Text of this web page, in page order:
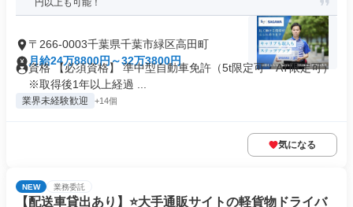
円以上も可能！
〒266-0003千葉県千葉市緑区高田町
月給24万8800円～32万3800円
資格 【必須資格】 準中型自動車免許（5t限定可・AT限定可）
※取得後1年以上経過 ...
業界未経験歓迎 +14個
気になる
NEW 業務委託
【配送車貸出あり】⭐大手通販サイトの軽貨物ドライバ